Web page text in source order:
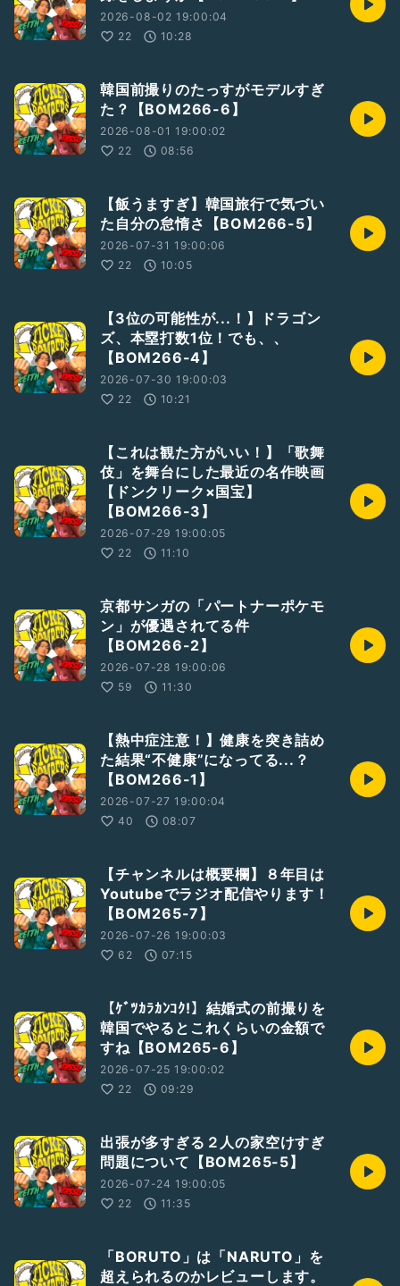
2026-08-02 19:00:04
22
10:28
韓国前撮りのたっすがモデルすぎ
た？【BOM266-6】
2026-08-01 19:00:02
22
08:56
【飯うますぎ】韓国旅行で気づい
た自分の怠惰さ【BOM266-5】
2026-07-31 19:00:06
22
10:05
【3位の可能性が...！】ドラゴン
ズ、本塁打数1位！でも、、
【BOM266-4】
2026-07-30 19:00:03
22
10:21
【これは観た方がいい！】「歌舞
伎」を舞台にした最近の名作映画
【ドンクリーク×国宝】
【BOM266-3】
2026-07-29 19:00:05
22
11:10
京都サンガの「パートナーポケモ
ン」が優遇されてる件
【BOM266-2】
2026-07-28 19:00:06
59
11:30
【熱中症注意！】健康を突き詰め
た結果“不健康”になってる...？
【BOM266-1】
2026-07-27 19:00:04
40
08:07
【チャンネルは概要欄】８年目は
Youtubeでラジオ配信やります！
【BOM265-7】
2026-07-26 19:00:03
62
07:15
【ｹﾞﾂｶﾗｶﾝｺｸ!】結婚式の前撮りを
韓国でやるとこれくらいの金額で
すね【BOM265-6】
2026-07-25 19:00:02
22
09:29
出張が多すぎる２人の家空けすぎ
問題について【BOM265-5】
2026-07-24 19:00:05
22
11:35
「BORUTO」は「NARUTO」を
超えられるのかレビューします。